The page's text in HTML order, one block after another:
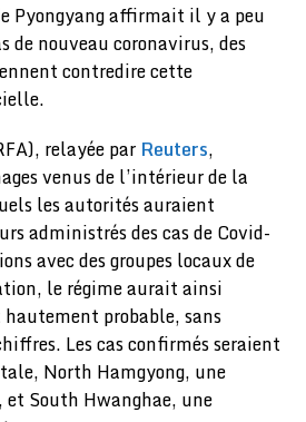
Pyongyang affirmait il y a peu
de nouveau coronavirus, des
contredire cette
relayée par Reuters,
venus de l’intérieur de la
les autorités auraient
administrés des cas de Covid-
avec des groupes locaux de
le régime aurait ainsi
probable, sans
Les cas confirmés seraient
North Hamgyong, une
et South Hwanghae, une